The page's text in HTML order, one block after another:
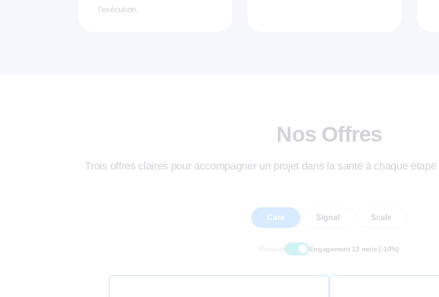
l’exécution.
Nos Offres
Trois offres claires pour accompagner un projet dans la santé à chaque
Care Signal Scale
Mensuel Engagement 12 mois (-10%)